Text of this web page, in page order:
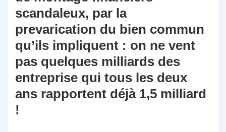
scandaleux, par la
prevarication du bien commun
qu’ils impliquent : on ne vent
pas quelques milliards des
entreprise qui tous les deux
ans rapportent déjà 1,5 milliard
!